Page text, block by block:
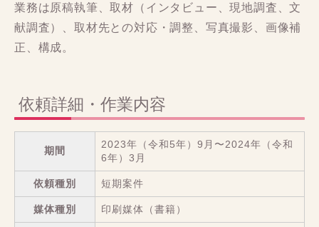
業務は原稿執筆、取材（インタビュー、現地調査、文
献調査）、取材先との対応・調整、写真撮影、画像補
正、構成。
依頼詳細・作業内容
期間
2023年（令和5年）9月〜2024年（令和
6年）3月
依頼種別 短期案件
媒体種別 印刷媒体（書籍）